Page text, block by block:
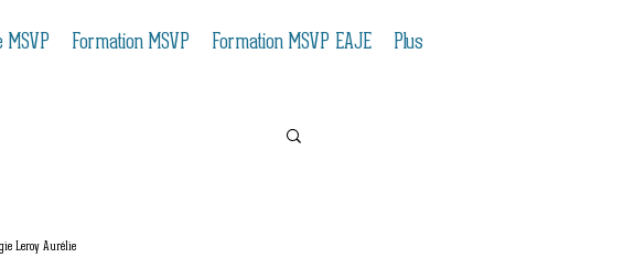
Formation MSVP Formation MSVP EAJE Plus
Leroy Aurélie